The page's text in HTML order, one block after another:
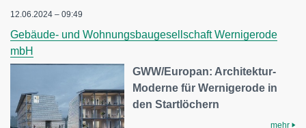
12.06.2024 – 09:49
Gebäude- und Wohnungsbaugesellschaft Wernigerode
mbH
GWW/Europan: Architektur-
Moderne für Wernigerode in
den Startlöchern
mehr